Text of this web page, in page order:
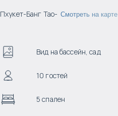
Пхукет-Банг Тао- Смотреть на карте
Вид на бассейн, сад
10 гостей
5 спален